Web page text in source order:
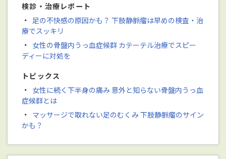
検診・治療レポート
・ 足の不快感の原因かも？ 下肢静脈瘤は早めの検査・治
療でスッキリ
・ 女性の骨盤内うっ血症候群 カテーテル治療でスピー
ディーに対処を
トピックス
・ 女性に続く下半身の痛み 意外と知らない骨盤内うっ血
症候群とは
・ マッサージで取れない足のむくみ 下肢静脈瘤のサイン
かも？